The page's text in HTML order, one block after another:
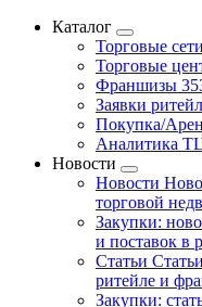
Каталог
Торговые сети
Торговые
Франшизы
Заявки
Покупка/
Аналитика
Новости
Новости
торговой
Закупки:
и поставок в
Статьи
ритейле и
Закупки: